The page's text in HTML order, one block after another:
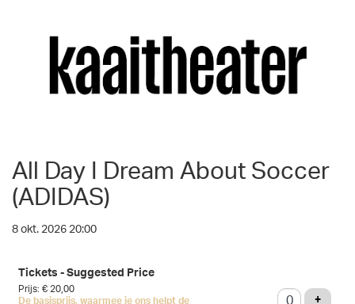
All Day I Dream About Soccer
(ADIDAS)
8 okt. 2026 20:00
Tickets - Suggested Price
Prijs: € 20,00